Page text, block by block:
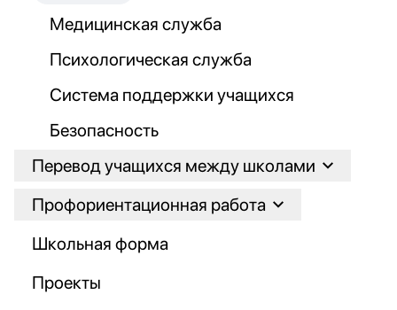
Медицинская служба
Психологическая служба
Система поддержки учащихся
Безопасность
Перевод учащихся между школами
Профориентационная работа
Школьная форма
Проекты